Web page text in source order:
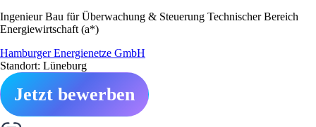
Ingenieur Bau für Überwachung & Steuerung Technischer Bereich
Energiewirtschaft (a*)
Hamburger Energienetze GmbH
Standort: Lüneburg
Jetzt bewerben